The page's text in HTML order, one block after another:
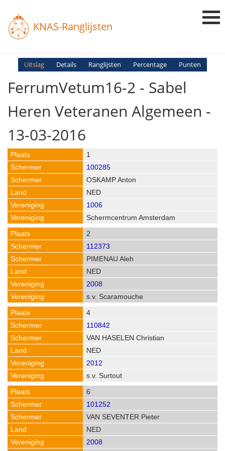
KNAS-Ranglijsten
Login
Ranglijsten
Uitslag Details Ranglijsten Percentage Punten
FerrumVetum16-2 - Sabel
Heren Veteranen Algemeen -
13-03-2016
1
100285
OSKAMP Anton
NED
1006
Schermcentrum Amsterdam
2
112373
PIMENAU Aleh
NED
2008
s.v. Scaramouche
4
110842
VAN HASELEN Christian
NED
2012
s.v. Surtout
6
101252
VAN SEVENTER Pieter
NED
2008